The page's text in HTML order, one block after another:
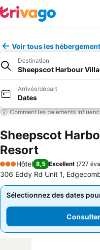
Voir tous les
Destination
Sheepscot Harbour
Arrivée/départ
Dates
Comment les paiements
Sheepscot
Resort
3 Étoiles
Hôtel 8,5 Excellent (727
306 Eddy Rd Unit 1,
Sélectionnez des dates
Sélectionnez des dates